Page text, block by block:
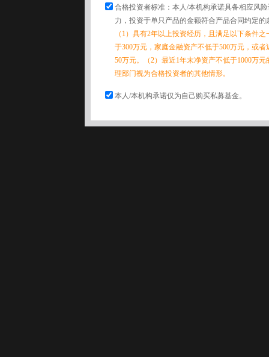
合格投资者标准：本人/本机构承诺具备相应风
力，投资于单只产品的金额符合产品合同约定的
（1）具有2年以上投资经历，且满足以下条件
于300万元，家庭金融资产不低于500万元，或
50万元。（2）最近1年末净资产不低于1000万
理部门视为合格投资者的其他情形。
本人/本机构承诺仅为自己购买私募基金。